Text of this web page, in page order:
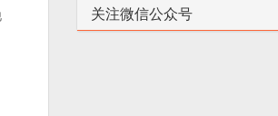
关注微信公众号